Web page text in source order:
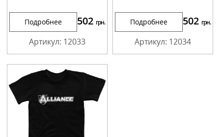
Подробнее 502 грн.
Артикул: 12033
Подробнее 502 грн.
Артикул: 12034